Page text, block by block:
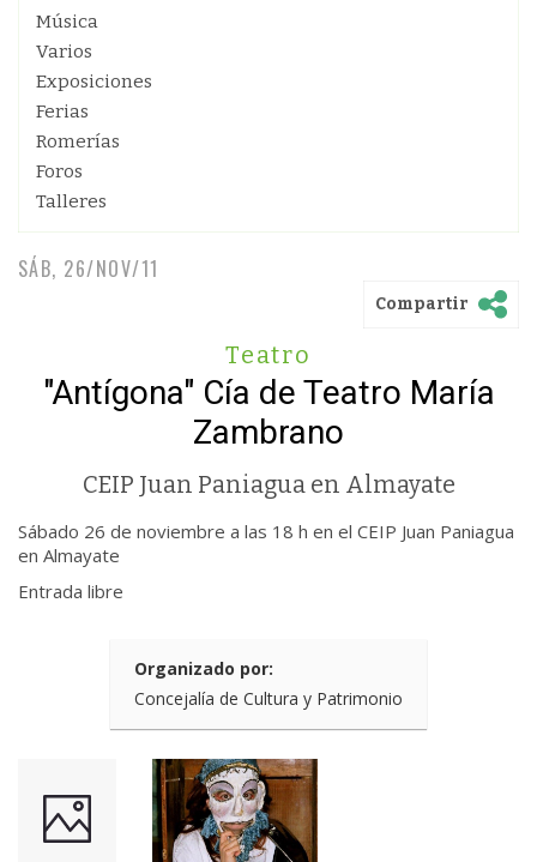
Música
Varios
Exposiciones
Ferias
Romerías
Foros
Talleres
SÁB, 26/NOV/11
Compartir
Teatro
"Antígona" Cía de Teatro María
Zambrano
CEIP Juan Paniagua en Almayate
Sábado 26 de noviembre a las 18 h en el CEIP Juan Paniagua
en Almayate
Entrada libre
Organizado por:
Concejalía de Cultura y Patrimonio